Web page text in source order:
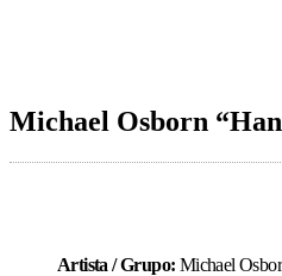
Michael Osborn
Artista / Grupo: Michael